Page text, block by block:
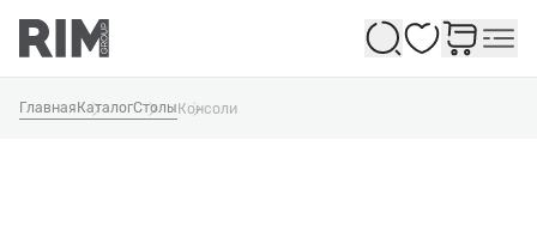
Избранное
Главная КаталогСтолыКонсоли